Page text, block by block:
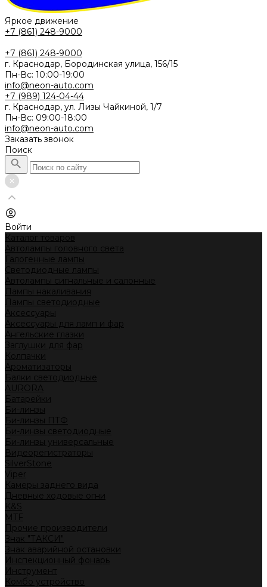
Яркое движение
+7 (861) 248-9000
+7 (861) 248-9000
г. Краснодар, Бородинская улица, 156/15
Пн-Вс: 10:00-19:00
info@neon-auto.com
+7 (989) 124-04-44
г. Краснодар, ул. Лизы Чайкиной, 1/7
Пн-Вс: 09:00-18:00
info@neon-auto.com
Заказать звонок
Поиск
Войти
Каталог товаров
Автолампы головного света
Галогенные лампы
Светодиодные лампы
Автолампы сигнальные и салонные
Лампы накаливания
Лампы светодиодные
Аксессуары
Аксессуары для ламп и фар
Ангельские глазки
Заглушки для фар
Колпачки
Ароматизаторы
Балки светодиодные
AURORA
Батарейки
Би-линзы
Би-линзы ПТФ
Би-линзы светодиодные
Би-линзы универсальные
Видеорегистраторы
SilverStone
Viper
Камеры заднего вида
Дневные ходовые огни
K&S
MTF
Прочие производители
Знак "ТАКСИ"
Знак аварийной остановки
Инспекционный фонарь
Инструмент
Комбо устройство